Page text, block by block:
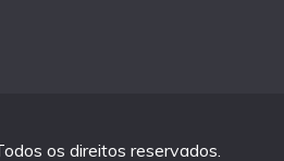
os direitos reservados.